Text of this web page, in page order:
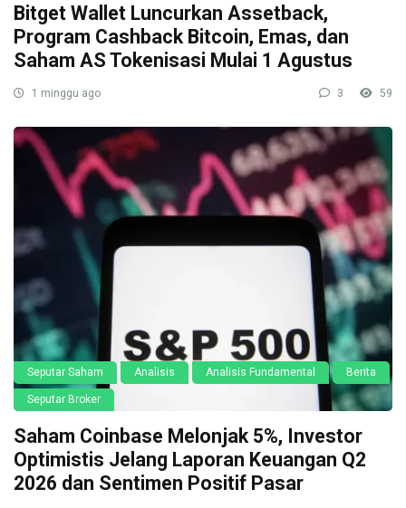
Bitget Wallet Luncurkan Assetback,
Program Cashback Bitcoin, Emas, dan
Saham AS Tokenisasi Mulai 1 Agustus
1 minggu ago 3 59
Seputar Saham Analisis Analisis Fundamental Berita
Seputar Broker
Saham Coinbase Melonjak 5%, Investor
Optimistis Jelang Laporan Keuangan Q2
2026 dan Sentimen Positif Pasar